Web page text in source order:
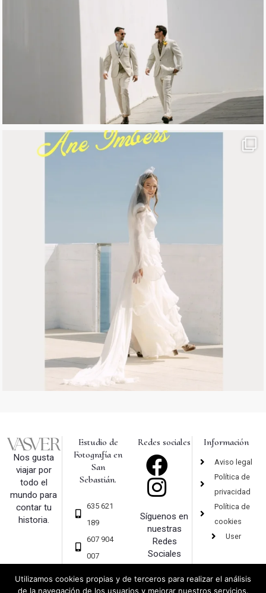
Nos gusta
viajar por
todo el
mundo para
contar tu
historia.
Estudio de
Fotografía en
San
Sebastián.
635 621
189
607 904
007
ver.com
Redes sociales
Síguenos en
nuestras
Redes
Sociales
Información
Aviso legal
Política de
privacidad
Política de
cookies
User
Utilizamos cookies propias y de terceros para realizar el análisis
de la navegación de los usuarios y mejorar nuestros servicios.